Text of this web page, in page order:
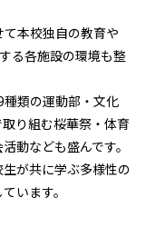
本校独自の教育や
る各施設の環境も整
類の運動部・文化
り組む桜華祭・体育
動なども盛んです。
が共に学ぶ多様性の
います。